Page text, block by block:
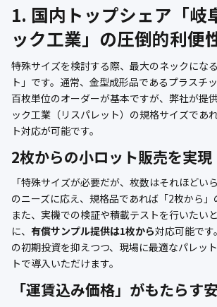
公式ブログ
会社案内
🇺🇸🇰🇷🇹🇼
1. 国内トップシェア「岐
ック工業」の圧倒的利便
特殊サイズを検討する際、最大のネックにな
ト」です。通常、金型成形品であるプラスチ
百枚単位のオーダーが基本ですが、弊社が提
ック工業（リスパレット）の規格サイズであ
ト対応が可能です。
2枚からの小ロット販売を実現
「特殊サイズが必要だが、枚数はそれほどい
のニーズに応え、規格品であれば「2枚から」
また、実機での検証や積載テストを行いたい
に、 有償サンプル提供は1枚から対応可能で
の初期投資を抑えつつ、現場に最適なパレッ
トで導入いただけます。
「運賃込み価格」がもたらす